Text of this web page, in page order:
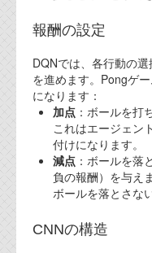
報酬の設定
DQNでは、各行動の
を進めます。Pongゲ
になります：
加点 ：ボールを打
これはエージェン
付けになります。
減点 ：ボールを落
負の報酬）を与え
ボールを落とさな
CNNの構造